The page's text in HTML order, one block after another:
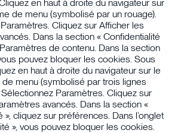
en haut à droite du navigateur sur
de menu (symbolisé par un rouage).
Cliquez sur Afficher les
Dans la section « Confidentialité
de contenu. Dans la section
pouvez bloquer les cookies. Sous
en haut à droite du navigateur sur le
menu (symbolisé par trois lignes
Paramètres. Cliquez sur
avancés. Dans la section «
», cliquez sur préférences. Dans l’onglet
», vous pouvez bloquer les cookies.